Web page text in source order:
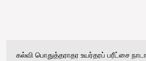
கல்வி பொதுத்தராதர உயர்தரப் பரீட்சை